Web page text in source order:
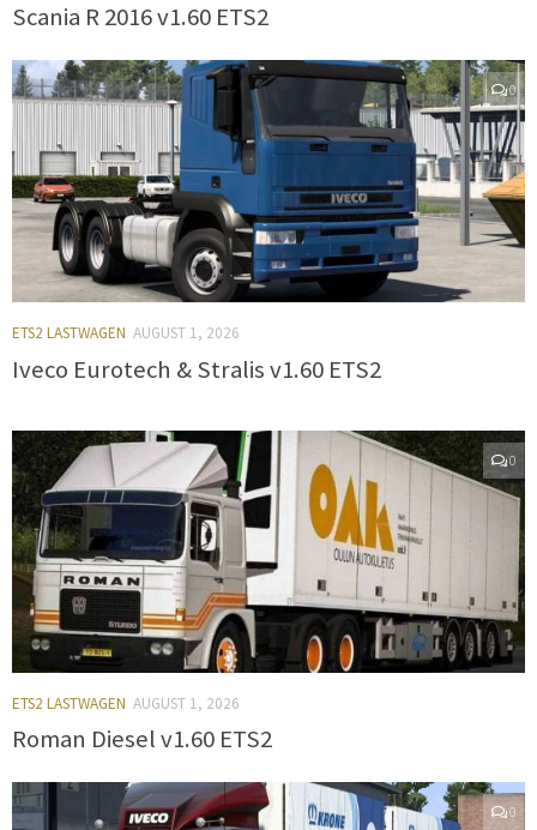
Scania R 2016 v1.60 ETS2
0
ETS2 LASTWAGEN AUGUST 1, 2026
Iveco Eurotech & Stralis v1.60 ETS2
0
ETS2 LASTWAGEN AUGUST 1, 2026
Roman Diesel v1.60 ETS2
0